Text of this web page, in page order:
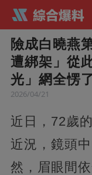
險成白曉燕
遭綁架」從
光」網全愣
2026/04/21
近日，72歲
近況，鏡頭
然，眉眼間